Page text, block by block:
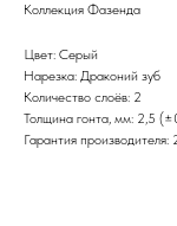
Коллекция Фазенда
Цвет: Серый
Нарезка: Драконий зуб
Количество слоёв: 2
Толщина гонта, мм: 2,5
Гарантия производителя: